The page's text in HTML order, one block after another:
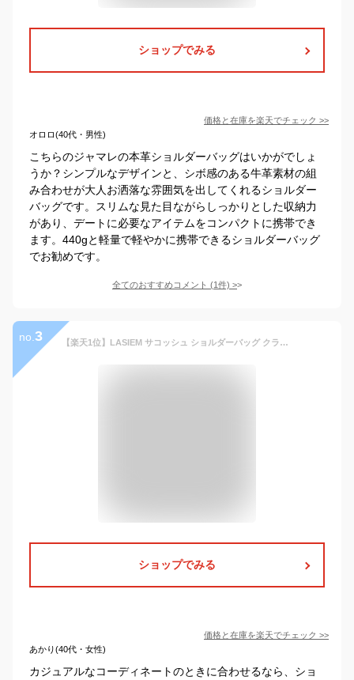
ショップでみる
価格と在庫を楽天でチェック >>
オロロ(40代・男性)
こちらのジャマレの本革ショルダーバッグはいかがでしょ
うか？シンプルなデザインと、シボ感のある牛革素材の組
み合わせが大人お洒落な雰囲気を出してくれるショルダー
バッグです。スリムな見た目ながらしっかりとした収納力
があり、デートに必要なアイテムをコンパクトに携帯でき
ます。440gと軽量で軽やかに携帯できるショルダーバッグ
でお勧めです。
全てのおすすめコメント (1件) >
no. 3 【楽天1位】LASIEM サコッシュ ショルダーバッグ クラッチバッグ セカンドバッグ メンズ 父の日 革 レザー 本革 小さめ 小さい スマホショルダー 薄い 軽い 斜めがけ 斜め掛け 肩掛け 肩かけ コンパクト スリム バック 薄マチ ブランド かっこいい シンプル 実用的
ショップでみる
価格と在庫を楽天でチェック >>
あかり(40代・女性)
カジュアルなコーディネートのときに合わせるなら、ショ